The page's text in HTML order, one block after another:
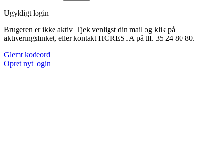
Ugyldigt login
Brugeren er ikke aktiv. Tjek venligst din mail og klik på
aktiveringslinket, eller kontakt HORESTA på tlf. 35 24 80 80.
Glemt kodeord
Opret nyt login